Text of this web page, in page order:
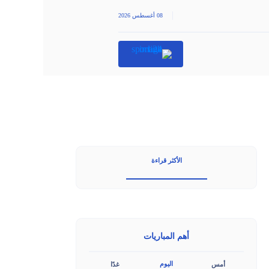
08 أغسطس 2026
الأكثر قراءة
أهم المباريات
أمس اليوم غدًا